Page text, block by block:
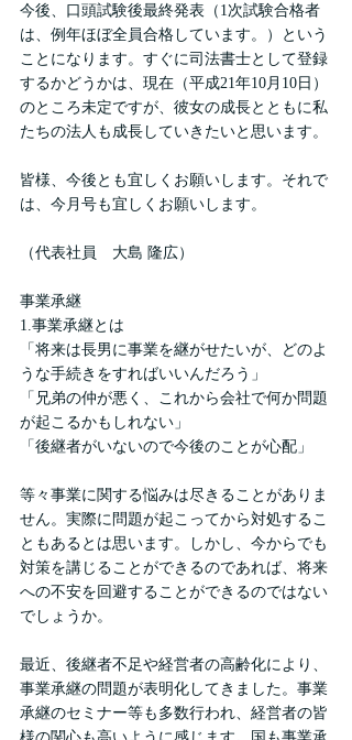
今後、口頭試験後最終発表（1次試験合格者
は、例年ほぼ全員合格しています。）という
ことになります。すぐに司法書士として登録
するかどうかは、現在（平成21年10月10日）
のところ未定ですが、彼女の成長とともに私
たちの法人も成長していきたいと思います。
皆様、今後とも宜しくお願いします。それで
は、今月号も宜しくお願いします。
（代表社員　大島 隆広）
事業承継
1.事業承継とは
「将来は長男に事業を継がせたいが、どのよ
うな手続きをすればいいんだろう」
「兄弟の仲が悪く、これから会社で何か問題
が起こるかもしれない」
「後継者がいないので今後のことが心配」
等々事業に関する悩みは尽きることがありま
せん。実際に問題が起こってから対処するこ
ともあるとは思います。しかし、今からでも
対策を講じることができるのであれば、将来
への不安を回避することができるのではない
でしょうか。
最近、後継者不足や経営者の高齢化により、
事業承継の問題が表明化してきました。事業
承継のセミナー等も多数行われ、経営者の皆